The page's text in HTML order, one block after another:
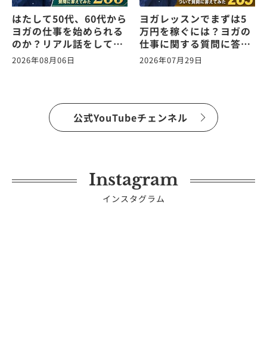
はたして50代、60代から
ヨガの仕事を始められる
のか？リアル話をしてみ
た。ヨガの仕事に関する
質問に答えます！
2026年08月06日
ヨガレッスンでまずは5
万円を稼ぐには？ヨガの
仕事に関する質問に答え
ます！vol.265
2026年07月29日
公式YouTubeチェンネル
Instagram
インスタグラム